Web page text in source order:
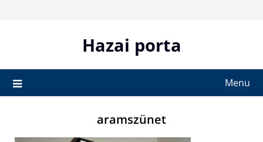
Hazai porta
Menu
aramszünet